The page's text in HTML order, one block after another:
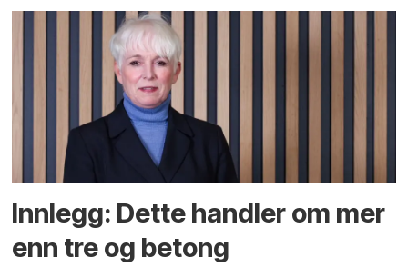
Innlegg: Dette handler om mer
enn tre og betong